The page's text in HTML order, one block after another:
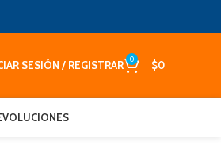
SESIÓN / REGISTRAR 0 $0